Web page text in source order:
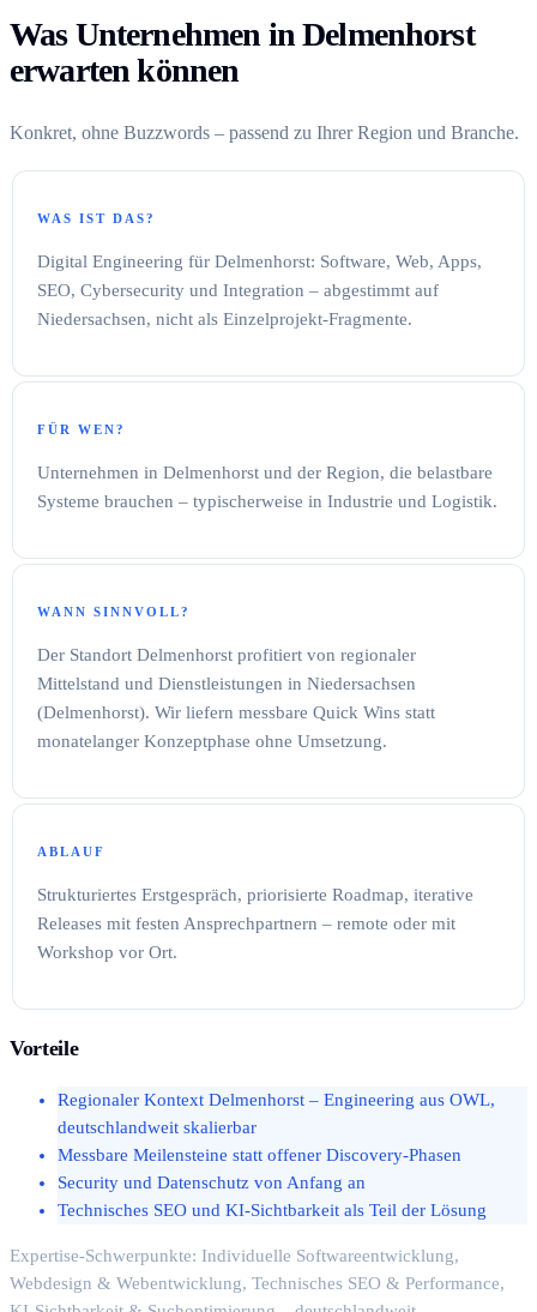
Was Unternehmen in Delmenhorst
erwarten können
Konkret, ohne Buzzwords – passend zu Ihrer Region und Branche.
WAS IST DAS?
Digital Engineering für Delmenhorst: Software, Web, Apps,
SEO, Cybersecurity und Integration – abgestimmt auf
Niedersachsen, nicht als Einzelprojekt-Fragmente.
FÜR WEN?
Unternehmen in Delmenhorst und der Region, die belastbare
Systeme brauchen – typischerweise in Industrie und Logistik.
WANN SINNVOLL?
Der Standort Delmenhorst profitiert von regionaler
Mittelstand und Dienstleistungen in Niedersachsen
(Delmenhorst). Wir liefern messbare Quick Wins statt
monatelanger Konzeptphase ohne Umsetzung.
ABLAUF
Strukturiertes Erstgespräch, priorisierte Roadmap, iterative
Releases mit festen Ansprechpartnern – remote oder mit
Workshop vor Ort.
Vorteile
Regionaler Kontext Delmenhorst – Engineering aus OWL,
deutschlandweit skalierbar
Messbare Meilensteine statt offener Discovery-Phasen
Security und Datenschutz von Anfang an
Technisches SEO und KI-Sichtbarkeit als Teil der Lösung
Expertise-Schwerpunkte: Individuelle Softwareentwicklung,
Webdesign & Webentwicklung, Technisches SEO & Performance,